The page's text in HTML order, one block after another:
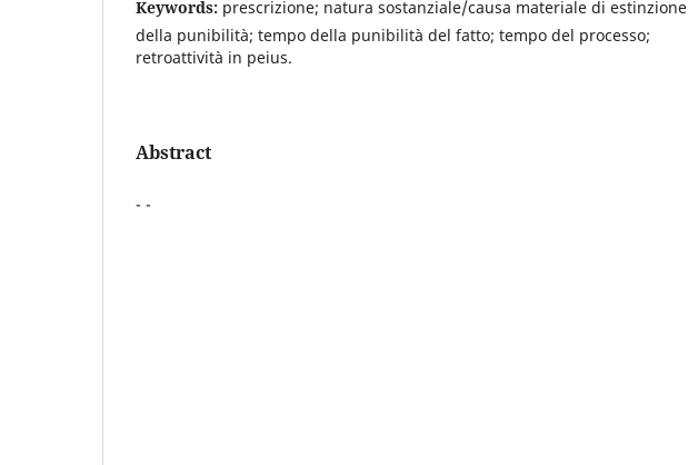
Keywords: prescrizione; natura sostanziale/causa materiale di estinzione
della punibilità; tempo della punibilità del fatto; tempo del processo;
retroattività in peius.
Abstract
- -